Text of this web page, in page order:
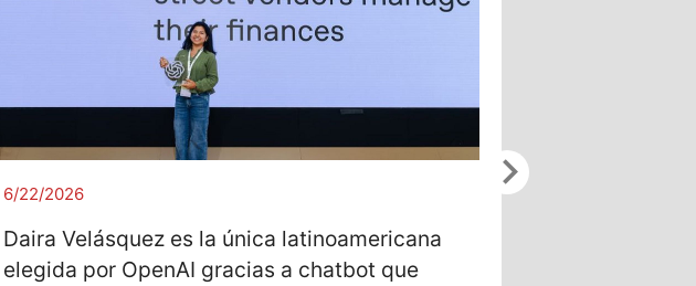
chevron_right
6/22/2026
Daira Velásquez es la única latinoamericana
elegida por OpenAI gracias a chatbot que